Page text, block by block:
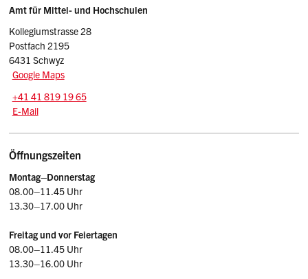
Sidebar
Adresse
Amt für Mittel- und Hochschulen
Kollegiumstrasse 28
Postfach 2195
6431 Schwyz
Google Maps
Tel.:
+41 41 819 19 65
E-Mail: amh
E-Mail
Öffnungszeiten
Montag–Donnerstag
08.00–11.45 Uhr
13.30–17.00 Uhr
Freitag und vor Feiertagen
08.00–11.45 Uhr
13.30–16.00 Uhr